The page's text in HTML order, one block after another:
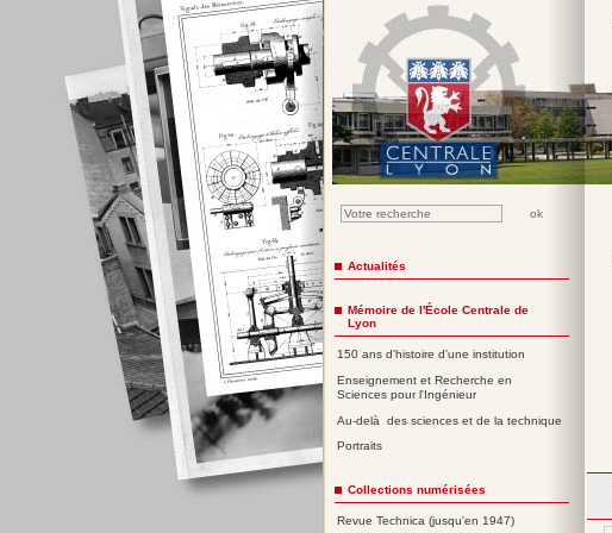
Actualités
Mémoire de l'École Centrale de
Lyon
150 ans d'histoire d'une institution
Enseignement et Recherche en
Sciences pour l'Ingénieur
Au-delà des sciences et de la technique
Portraits
Collections numérisées
Revue Technica (jusqu'en 1947)